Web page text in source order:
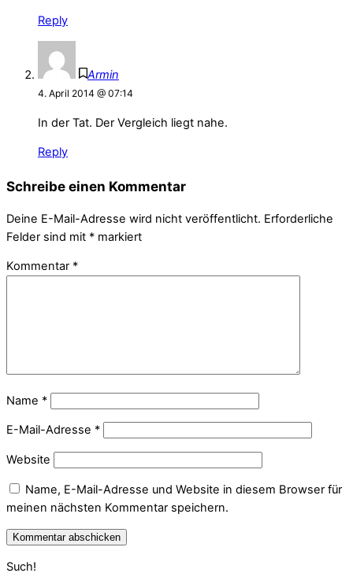
Reply
Armin
4. April 2014 @ 07:14
In der Tat. Der Vergleich liegt nahe.
Reply
Schreibe einen Kommentar
Deine E-Mail-Adresse wird nicht veröffentlicht. Erforderliche
Felder sind mit * markiert
Kommentar *
Name *
E-Mail-Adresse *
Website
Name, E-Mail-Adresse und Website in diesem Browser für
meinen nächsten Kommentar speichern.
Such!